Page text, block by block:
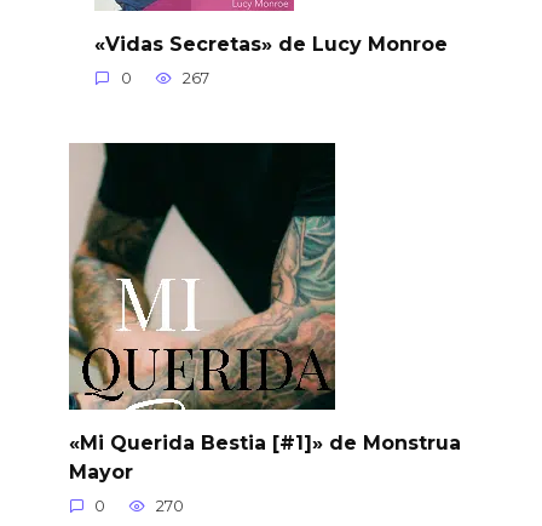
«Vidas Secretas» de Lucy Monroe
0 267
«Mi Querida Bestia [#1]» de Monstrua
Mayor
0 270